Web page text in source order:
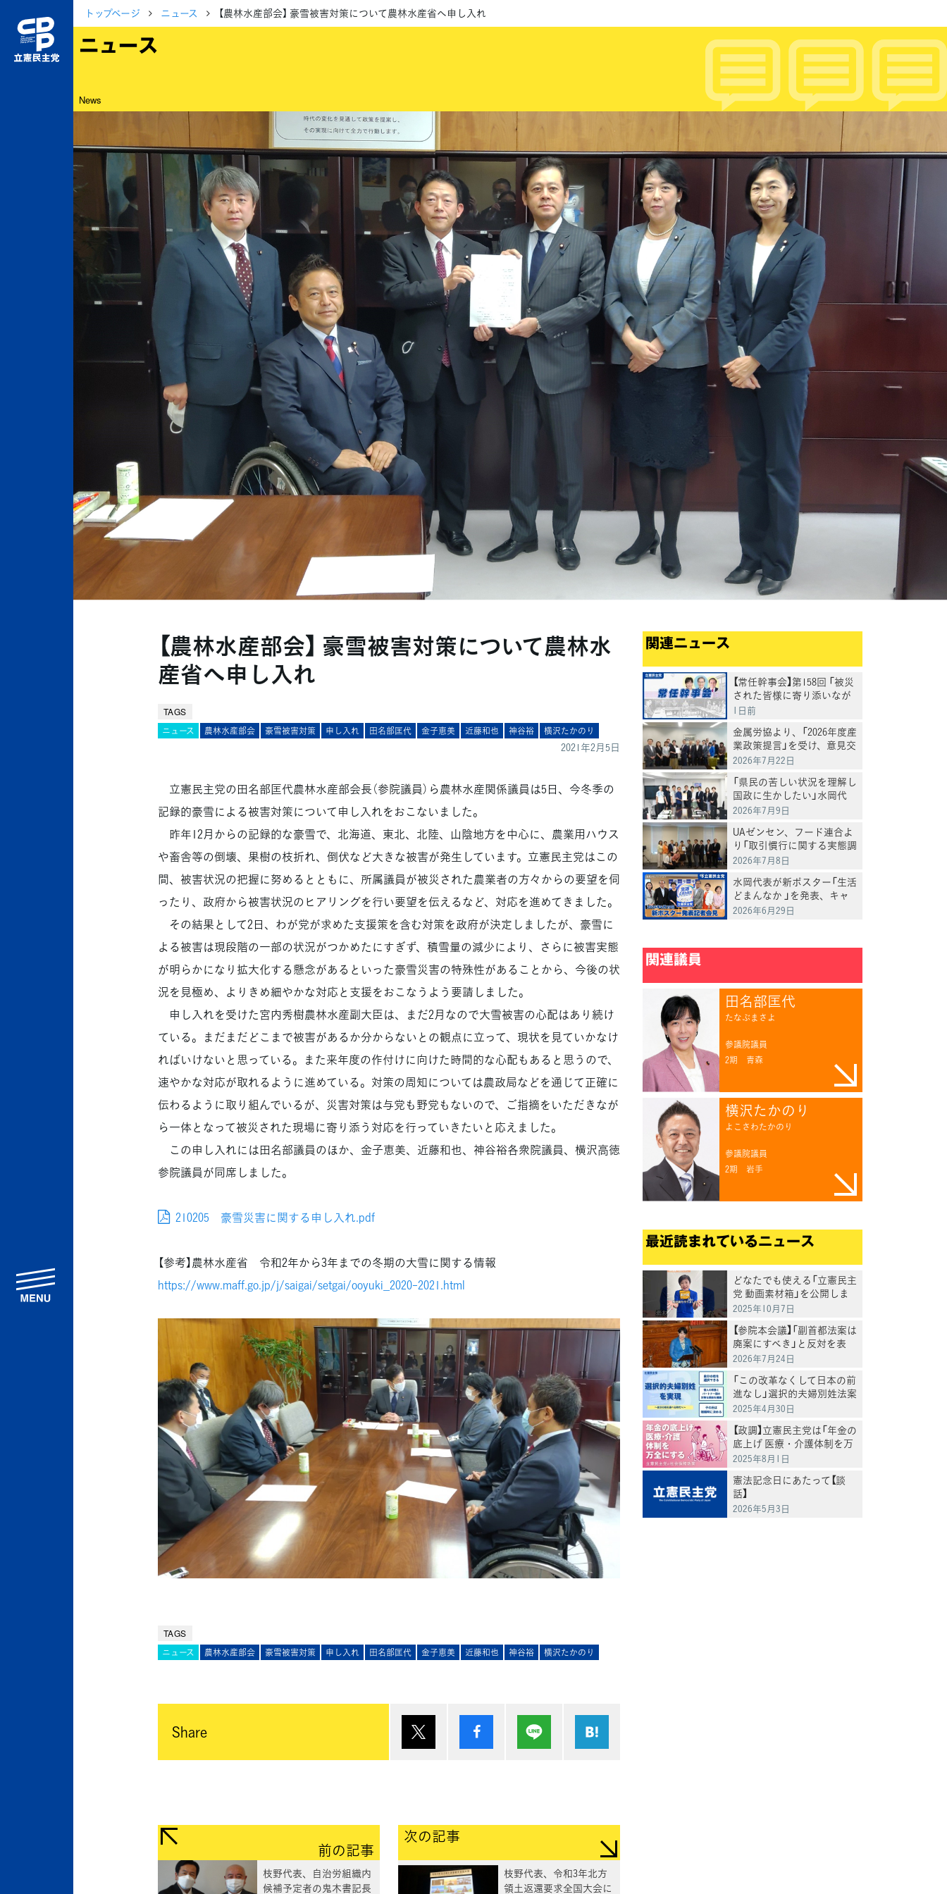
トップページ ニュース 【農林水産部会】 豪雪被害対策について農林水産省へ申し入れ
ニュース
News
【農林水産部会】 豪雪被害対策について農林水
産省へ申し入れ
TAGS
ニュース 農林水産部会 豪雪被害対策 申し入れ 田名部匡代 金子恵美 近藤和也 神谷裕 横沢たかのり
2021年2月5日
立憲民主党の田名部匡代農林水産部会長（参院議員）ら農林水産関係議員は5日、今冬季の
記録的豪雪による被害対策について申し入れをおこないました。
昨年12月からの記録的な豪雪で、北海道、東北、北陸、山陰地方を中心に、農業用ハウス
や畜舎等の倒壊、果樹の枝折れ、倒伏など大きな被害が発生しています。立憲民主党はこの
間、被害状況の把握に努めるとともに、所属議員が被災された農業者の方々からの要望を伺
ったり、政府から被害状況のヒアリングを行い要望を伝えるなど、対応を進めてきました。
その結果として2日、わが党が求めた支援策を含む対策を政府が決定しましたが、豪雪に
よる被害は現段階の一部の状況がつかめたにすぎず、積雪量の減少により、さらに被害実態
が明らかになり拡大化する懸念があるといった豪雪災害の特殊性があることから、今後の状
況を見極め、よりきめ細やかな対応と支援をおこなうよう要請しました。
申し入れを受けた宮内秀樹農林水産副大臣は、まだ2月なので大雪被害の心配はあり続け
ている。まだまだどこまで被害があるか分からないとの観点に立って、現状を見ていかなけ
ればいけないと思っている。また来年度の作付けに向けた時間的な心配もあると思うので、
速やかな対応が取れるように進めている。対策の周知については農政局などを通じて正確に
伝わるように取り組んでいるが、災害対策は与党も野党もないので、ご指摘をいただきなが
ら一体となって被災された現場に寄り添う対応を行っていきたいと応えました。
この申し入れには田名部議員のほか、金子恵美、近藤和也、神谷裕各衆院議員、横沢高徳
参院議員が同席しました。
210205 豪雪災害に関する申し入れ.pdf
【参考】農林水産省 令和2年から3年までの冬期の大雪に関する情報
https://www.maff.go.jp/j/saigai/setgai/ooyuki_2020-2021.html
TAGS
ニュース 農林水産部会 豪雪被害対策 申し入れ 田名部匡代 金子恵美 近藤和也 神谷裕 横沢たかのり
Share シェア Lineで送る
前の記事
枝野代表、自治労組織内
候補予定者の鬼木書記長
次の記事
枝野代表、令和3年北方
領土返還要求全国大会に
関連ニュース
【常任幹事会】第158回 「被災
された皆様に寄り添いなが
ら命を守る支援と生活再建
尽くしていく」田名部幹事長
1日前
金属労協より、「2026年度産
業政策提言」を受け、意見交
換
2026年7月22日
「県民の苦しい状況を理解し
国政に生かしたい」水岡代
表、沖縄県から予算・税制
2026年7月9日
UAゼンセン、フード連合よ
り「取引慣行に関する実態調
査を踏まえた要請」を受け、
2026年7月8日
水岡代表が新ポスター「生活
どまんなか 」を発表、キャ
ンペーンもスタートへ
2026年6月29日
関連議員
田名部匡代
たなぶまさよ
参議院議員
2期 青森
横沢たかのり
よこさわたかのり
参議院議員
2期 岩手
最近読まれているニュース
どなたでも使える「立憲民主
党 動画素材箱」を公開しま
した
2025年10月7日
【参院本会議】「副首都法案は
廃案にすべき」と反対を表
明 岸真紀子議員
2026年7月24日
「この改革なくして日本の前
進なし」選択的夫婦別姓法案
を提出
2025年4月30日
【政調】立憲民主党は「年金の
底上げ 医療・介護体制を万
全にする」
2025年8月1日
憲法記念日にあたって【談
話】
2026年5月3日